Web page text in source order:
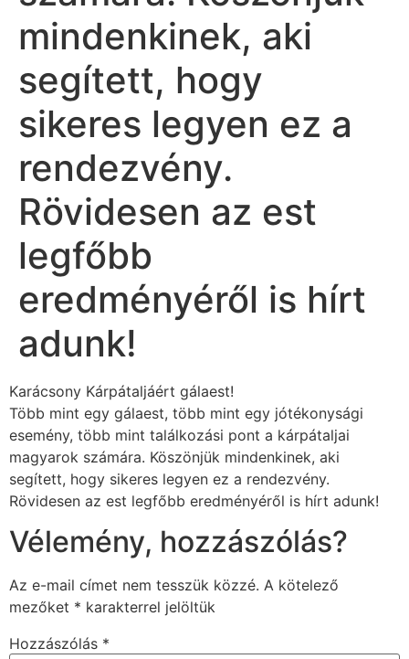
mindenkinek, aki
segített, hogy
sikeres legyen ez a
rendezvény.
Rövidesen az est
legfőbb
eredményéről is hírt
adunk!
Karácsony Kárpátaljáért gálaest!
Több mint egy gálaest, több mint egy jótékonysági
esemény, több mint találkozási pont a kárpátaljai
magyarok számára. Köszönjük mindenkinek, aki
segített, hogy sikeres legyen ez a rendezvény.
Rövidesen az est legfőbb eredményéről is hírt adunk!
Vélemény, hozzászólás?
Az e-mail címet nem tesszük közzé. A kötelező
mezőket * karakterrel jelöltük
Hozzászólás *